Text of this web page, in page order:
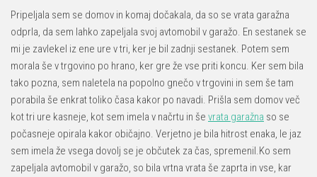
Pripeljala sem se domov in komaj dočakala, da so se vrata garažna
odprla, da sem lahko zapeljala svoj avtomobil v garažo. En sestanek se
mi je zavlekel iz ene ure v tri, ker je bil zadnji sestanek. Potem sem
morala še v trgovino po hrano, ker gre že vse priti koncu. Ker sem bila
tako pozna, sem naletela na popolno gnečo v trgovini in sem še tam
porabila še enkrat toliko časa kakor po navadi. Prišla sem domov več
kot tri ure kasneje, kot sem imela v načrtu in še vrata garažna so se
počasneje opirala kakor običajno. Verjetno je bila hitrost enaka, le jaz
sem imela že vsega dovolj se je občutek za čas, spremenil.Ko sem
zapeljala avtomobil v garažo, so bila vrtna vrata še zaprta in vse, kar